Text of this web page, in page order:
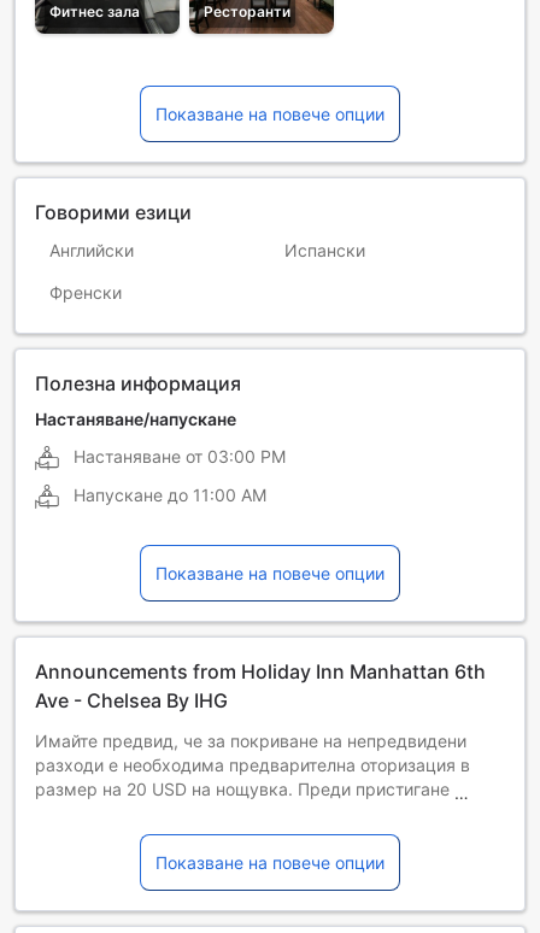
Фитнес зала Ресторанти
Показване на повече опции
Говорими езици
Английски Испански
Френски
Полезна информация
Настаняване/напускане
Настаняване от 03:00 PM
Напускане до 11:00 AM
Показване на повече опции
Announcements from Holiday Inn Manhattan 6th
Ave - Chelsea By IHG
Имайте предвид, че за покриване на непредвидени
разходи е необходима предварителна оторизация в
размер на 20 USD на нощувка. Преди пристигане се
кредитна карта.
Гостите под 21-годишна възраст могат да се настанят
само ако са придружени от родител или официален
настойник.
Показване на повече опции